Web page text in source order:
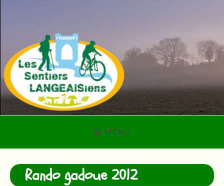
LES SENTIERS
LANGEAISIENS
MENU
Rando gadoue 2012